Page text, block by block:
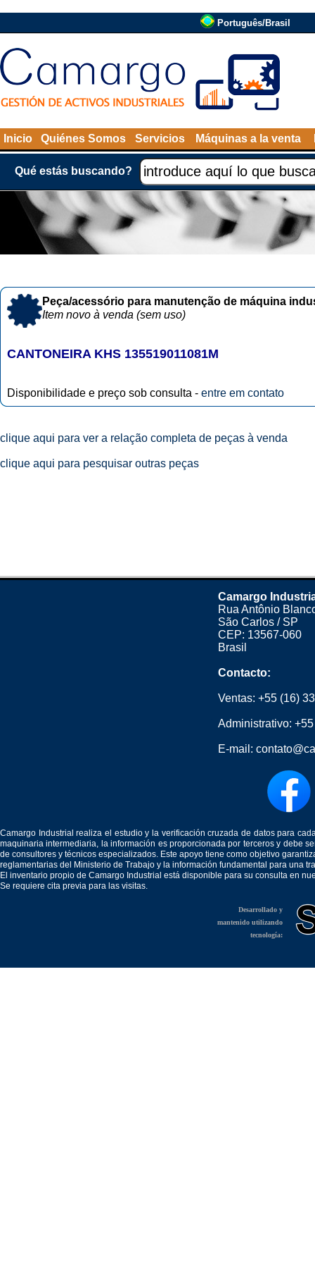
Português/Brasil
Inicio Quiénes Somos Servicios Máquinas a la venta
Qué estás buscando?
Peça/acessório para manutenção de máquina
Item novo à venda (sem uso)
CANTONEIRA KHS 135519011081M
Disponibilidade e preço sob consulta - entre em contato
clique aqui para ver a relação completa de peças à venda
clique aqui para pesquisar outras peças
Camargo
Rua Antônio
São Carlos / SP
CEP: 13567-060
Brasil
Contacto:
Ventas: +55 (16)
Administrativo:
E-mail:
Camargo Industrial realiza el estudio y la verificación cruzada de datos para
maquinaria intermediaria, la información es proporcionada por terceros y debe
de consultores y técnicos especializados. Este apoyo tiene como objetivo
reglamentarias del Ministerio de Trabajo y la información fundamental para una
El inventario propio de Camargo Industrial está disponible para su consulta en
Se requiere cita previa para las visitas.
Desarrollado y
mantenido utilizando
tecnología: